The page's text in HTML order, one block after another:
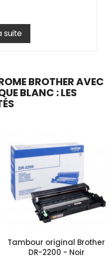
suite
BROTHER AVEC
BLANC : LES
Tambour original Brother
DR-2200 - Noir